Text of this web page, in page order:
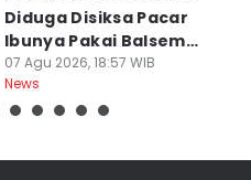
Diduga Disiksa Pacar
Ibunya Pakai Balsem
dan Cabai
07 Agu 2026, 18:57 WIB
News